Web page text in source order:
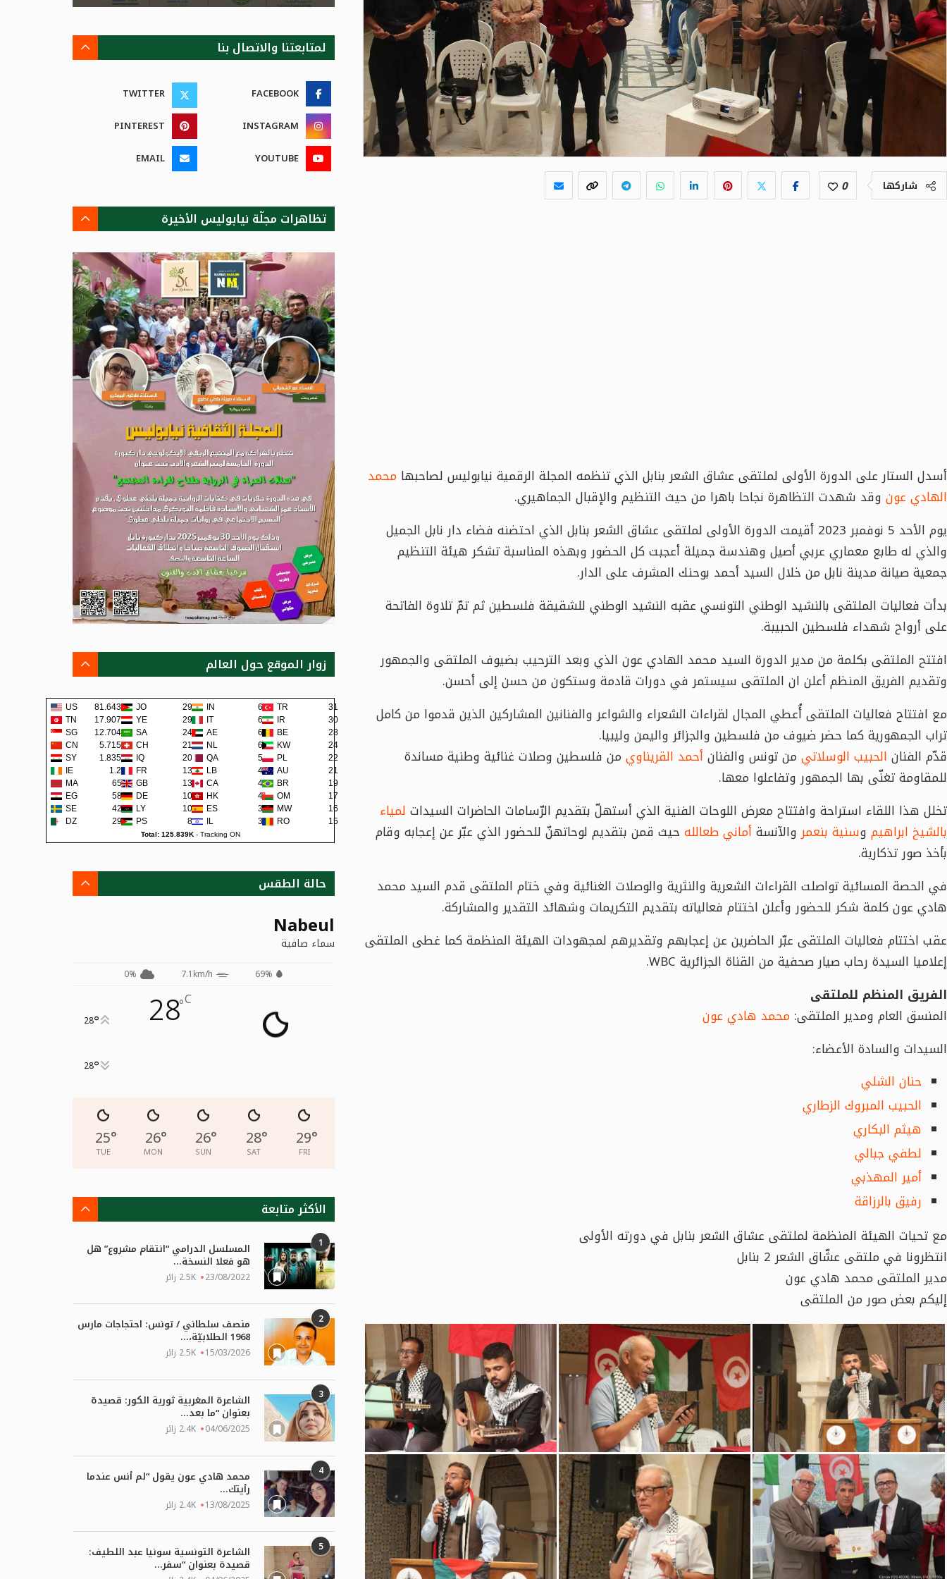
شاركها 0
أسدل الستار على الدورة الأولى لملتقى عشاق الشعر بنابل الذي تنظمه المجلة الرقمية نيابوليس لصاحبها محمد
الهادي عون وقد شهدت التظاهرة نجاحا باهرا من حيث التنظيم والإقبال الجماهيري.
يوم الأحد 5 نوفمبر 2023 أقيمت الدورة الأولى لملتقى عشاق الشعر بنابل الذي احتضنه فضاء دار نابل الجميل
والذي له طابع معماري عربي أصيل وهندسة جميلة أعجبت كل الحضور وبهذه المناسبة تشكر هيئة التنظيم
جمعية صيانة مدينة نابل من خلال السيد أحمد بوحنك المشرف على الدار.
بدأت فعاليات الملتقى بالنشيد الوطني التونسي عقبه النشيد الوطني للشقيقة فلسطين ثم تمّ تلاوة الفاتحة
على أرواح شهداء فلسطين الحبيبة.
افتتح الملتقى بكلمة من مدير الدورة السيد محمد الهادي عون الذي وبعد الترحيب بضيوف الملتقى والجمهور
وتقديم الفريق المنظم أعلن ان الملتقى سيستمر في دورات قادمة وستكون من حسن إلى أحسن.
مع افتتاح فعاليات الملتقى أُعطي المجال لقراءات الشعراء والشواعر والفنانين المشاركين الذين قدموا من كامل
تراب الجمهورية كما حضر ضيوف من فلسطين والجزائر واليمن وليبيا.
قدّم الفنان الحبيب الوسلاتي من تونس والفنانأحمد القريناوي من فلسطين وصلات غنائية وطنية مساندة
للمقاومة تغنّى بها الجمهور وتفاعلوا معها.
تخلل هذا اللقاء استراحة وافتتاح معرض اللوحات الفنية الذي أستهلّ بتقديم الرّسامات الحاضرات السيدات لمياء
بالشيخ ابراهيم وسنية بنعمروالآنسةأماني طعالله حيث قمن بتقديم لوحاتهنّ للحضور الذي عبّر عن إعجابه وقام
بأخذ صور تذكارية.
في الحصة المسائية تواصلت القراءات الشعرية والنثرية والوصلات الغنائية وفي ختام الملتقى قدم السيد محمد
هادي عون كلمة شكر للحضور وأعلن اختتام فعالياته بتقديم التكريمات وشهائد التقدير والمشاركة.
عقب اختتام فعاليات الملتقى عبّر الحاضرين عن إعجابهم وتقديرهم لمجهودات الهيئة المنظمة كما غطى الملتقى
إعلاميا السيدة رحاب صيار صحفية من القناة الجزائرية WBC.
الفريق المنظم للملتقى
المنسق العام ومدير الملتقى: محمد هادي عون
السيدات والسادة الأعضاء:
حنان الشلي
الحبيب المبروك الزطاري
هيثم البكاري
لطفي جبالي
أمير المهذبي
رفيق بالرزاقة
مع تحيات الهيئة المنظمة لملتقى عشاق الشعر بنابل في دورته الأولى
انتظرونا في ملتقى عشّاق الشعر 2 بنابل
مدير الملتقى محمد هادي عون
إليكم بعض صور من الملتقى
لمتابعتنا والاتصال بنا
FACEBOOK
TWITTER
INSTAGRAM
PINTEREST
YOUTUBE
EMAIL
تظاهرات مجلّة نيابوليس الأخيرة
زوار الموقع حول العالم
US 81.643K JO 292 IN 66 TR
31
TN
17.907K YE 290 IT 62 IR
30
SG
12.704K SA 242 AE 62 BE
28
CN
5.715K CH 219 NL 60 KW
24
SY
1.835K IQ 200 QA 57 PL
22
IE
1.2K FR 138 LB 48 AU
21
MA
659 GB 131 CA 45 BR
19
EG
581 DE 108 HK 42 OM
17
SE
422 LY 105 ES 38 MW
16
DZ
295 PS 80 IL 36 RO 15
Total: 125.839K- Tracking ON
حالة الطقس
Nabeul
سماء صافية
69%
7.1km/h
0%
28°C
28°
28°
29°
FRI
28°
SAT
26°
SUN
26°
MON
25°
TUE
الأكثر متابعة
1 المسلسل الدرامي “انتقام مشروع” هل
هو فعلا النسخة...
23/08/2022 2.5K زائر
2 منصف سلطاني / تونس: احتجاجات مارس
1968 الطلابيّة،...
15/03/2026 2.5K زائر
3 الشاعرة المغربية ثورية الكور: قصيدة
بعنوان “ما بعد...
04/06/2025 2.4K زائر
4 محمد هادي عون يقول “لم أنس عندما
رأيتك...
13/08/2025 2.4K زائر
5 الشاعرة التونسية سونيا عبد اللطيف:
قصيدة بعنوان “سفر...